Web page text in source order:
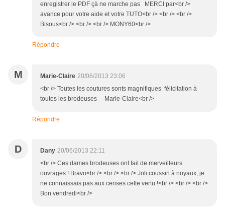
enregistrer le PDF çà ne marche pas MERCI par<br />
avance pour votre aide et votre TUTO<br /> <br /> <br />
Bisous<br /> <br /> <br /> MONY60<br />
Répondre
M Marie-Claire 20/06/2013 23:06
<br /> Toutes les coutures sonts magnifiques félicitation à
toutes les brodeuses Marie-Claire<br />
Répondre
D Dany 20/06/2013 22:11
<br /> Ces dames brodeuses ont fait de merveilleurs
ouvrages ! Bravo<br /> <br /> <br /> Joli coussin à noyaux, je
ne connaissais pas aux cerises cette vertu !<br /> <br /> <br />
Bon vendredi<br />